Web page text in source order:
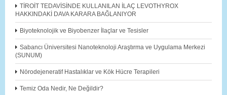
TİROİT TEDAVİSİNDE KULLANILAN İLAÇ LEVOTHYROX
HAKKINDAKİ DAVA KARARA BAĞLANIYOR
Biyoteknolojik ve Biyobenzer İlaçlar ve Tesisler
Sabancı Üniversitesi Nanoteknoloji Araştırma ve Uygulama Merkezi
(SUNUM)
Nörodejeneratif Hastalıklar ve Kök Hücre Terapileri
Temiz Oda Nedir, Ne Değildir?